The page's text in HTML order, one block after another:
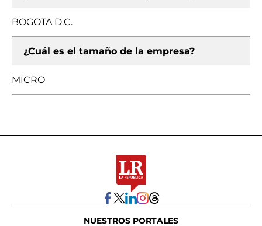
BOGOTA D.C.
¿Cuál es el tamaño de la empresa?
MICRO
NUESTROS PORTALES